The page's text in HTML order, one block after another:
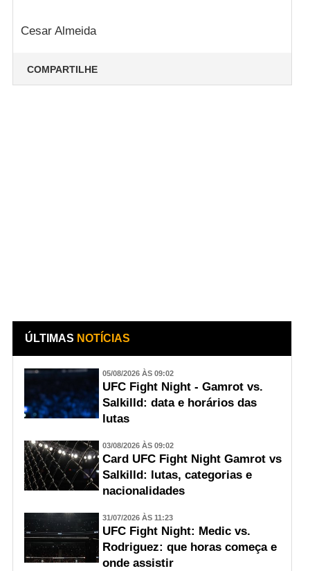
Cesar Almeida
COMPARTILHE
ÚLTIMAS NOTÍCIAS
05/08/2026 ÀS 09:02
UFC Fight Night - Gamrot vs.
Salkilld: data e horários das
lutas
03/08/2026 ÀS 09:02
Card UFC Fight Night Gamrot vs
Salkilld: lutas, categorias e
nacionalidades
31/07/2026 ÀS 11:23
UFC Fight Night: Medic vs.
Rodriguez: que horas começa e
onde assistir